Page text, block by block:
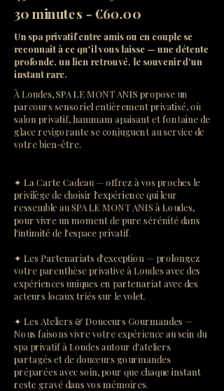
30 minutes - €60.00
Un spa privatif entre amis ou en couple se
reconnaît à ce qu'il vous laisse — une détente
profonde, un lien retrouvé, le souvenir d'un
instant rare.
À Loudes, SPA LE MONT ANIS propose un
parcours sensoriel entièrement privatisé, où
salon privatif, hammam apaisant et fontaine de
glace revigorante se conjuguent au service de
votre bien-être.
✦ La Carte Cadeau — offrez à vos proches le
privilège de choisir l'expérience qui leur
ressemble au SPA LE MONT ANIS à Loudes,
pour vivre un moment de pure sérénité dans
l'intimité de l'espace privatif.
✦ Les Partenariats d'exception — prolongez
votre parenthèse privative à Loudes avec des
expériences uniques en partenariat avec des
acteurs locaux triés sur le volet.
✦ Les Ateliers & Douceurs Gourmandes —
Nous faisons vivre votre expérience au sein du
spa privatif à Loudes autour d'ateliers
partagés et de douceurs gourmandes
préparées avec soin, pour que chaque instant
reste gravé dans vos mémoires.